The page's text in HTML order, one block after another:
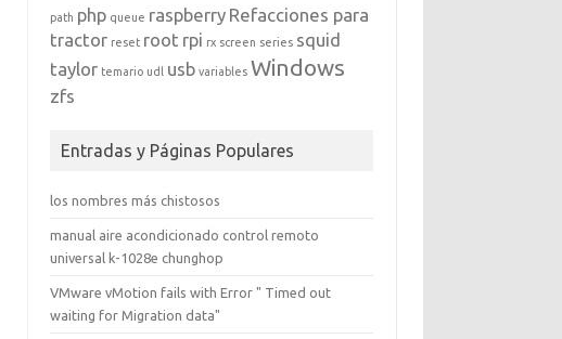
path php queue raspberry Refacciones para
tractor reset root rpi rx screen series squid
taylor temario udl usb variables Windows
zfs
Entradas y Páginas Populares
los nombres más chistosos
manual aire acondicionado control remoto
universal k-1028e chunghop
VMware vMotion fails with Error " Timed out
waiting for Migration data"